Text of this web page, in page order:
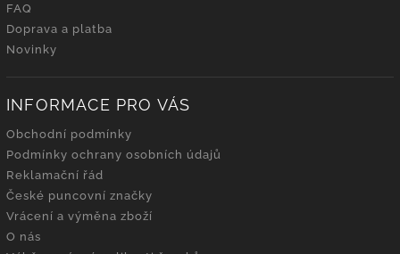
FAQ
Doprava a platba
Novinky
INFORMACE PRO VÁS
Obchodní podmínky
Podmínky ochrany osobních údajů
Reklamační řád
České puncovní značky
Vrácení a výměna zboží
O nás